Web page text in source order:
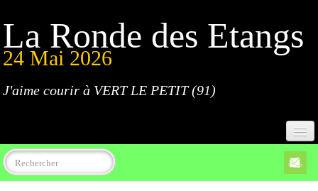
La Ronde des Etangs
24 Mai 2026
J'aime courir à VERT LE PETIT (91)
Accueil